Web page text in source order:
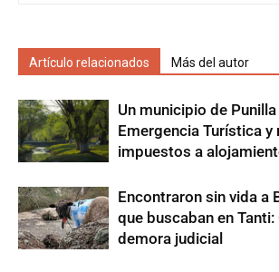
Artículo relacionados Más del autor
Un municipio de
Emergencia Turística y
impuestos a
Encontraron sin vida a
que buscaban en
demora judicial